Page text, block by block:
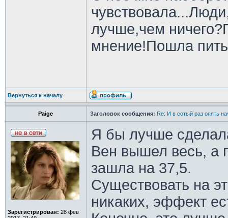
лучше,чем
мнение!Пошла
Вернуться к началу
Paige Заголовок сообщения: Re: И в сотый раз опять
Зарегистрирован: 28 фев
Я бы лучше
Вен вышел весь, а
зашла на 37,5.
Существовать на
никаких, эффект